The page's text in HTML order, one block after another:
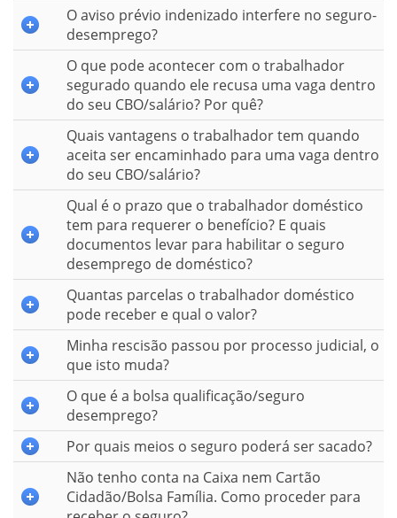
O aviso prévio indenizado interfere no seguro-
desemprego?
O que pode acontecer com o trabalhador
segurado quando ele recusa uma vaga dentro
do seu CBO/salário? Por quê?
Quais vantagens o trabalhador tem quando
aceita ser encaminhado para uma vaga dentro
do seu CBO/salário?
Qual é o prazo que o trabalhador doméstico
tem para requerer o benefício? E quais
documentos levar para habilitar o seguro
desemprego de doméstico?
Quantas parcelas o trabalhador doméstico
pode receber e qual o valor?
Minha rescisão passou por processo judicial, o
que isto muda?
O que é a bolsa qualificação/seguro
desemprego?
Por quais meios o seguro poderá ser sacado?
Não tenho conta na Caixa nem Cartão
Cidadão/Bolsa Família. Como proceder para